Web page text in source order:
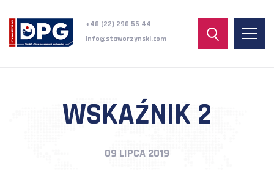
+48 (22) 290 55 44
info@staworzynski.com
WSKAŹNIK 2
09 LIPCA 2019